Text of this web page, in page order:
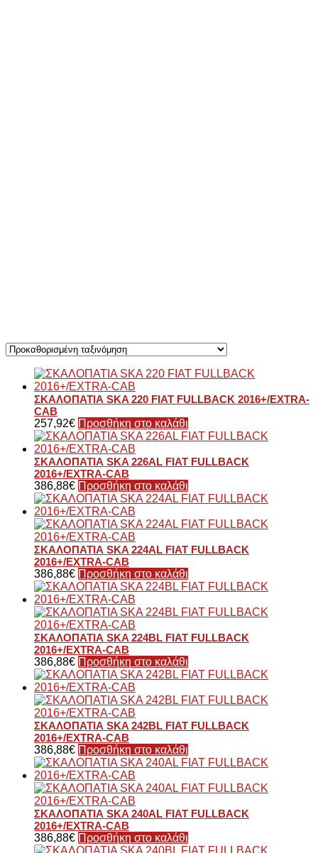
ΣΚΑΛΟΠΑΤΙΑ SKA 220 FIAT FULLBACK 2016+/EXTRA-
CAB
257,92€ Προσθήκη στο καλάθι
ΣΚΑΛΟΠΑΤΙΑ SKA 226AL FIAT FULLBACK
2016+/EXTRA-CAB
386,88€ Προσθήκη στο καλάθι
ΣΚΑΛΟΠΑΤΙΑ SKA 224AL FIAT FULLBACK
2016+/EXTRA-CAB
386,88€ Προσθήκη στο καλάθι
ΣΚΑΛΟΠΑΤΙΑ SKA 224BL FIAT FULLBACK
2016+/EXTRA-CAB
386,88€ Προσθήκη στο καλάθι
ΣΚΑΛΟΠΑΤΙΑ SKA 242BL FIAT FULLBACK
2016+/EXTRA-CAB
386,88€ Προσθήκη στο καλάθι
ΣΚΑΛΟΠΑΤΙΑ SKA 240AL FIAT FULLBACK
2016+/EXTRA-CAB
386,88€ Προσθήκη στο καλάθι